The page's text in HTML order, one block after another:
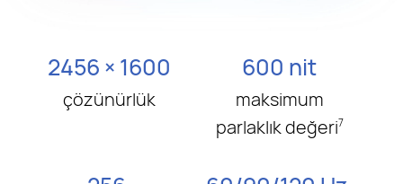
2456 × 1600
çözünürlük
600 nit
maksimum
parlaklık değeri7